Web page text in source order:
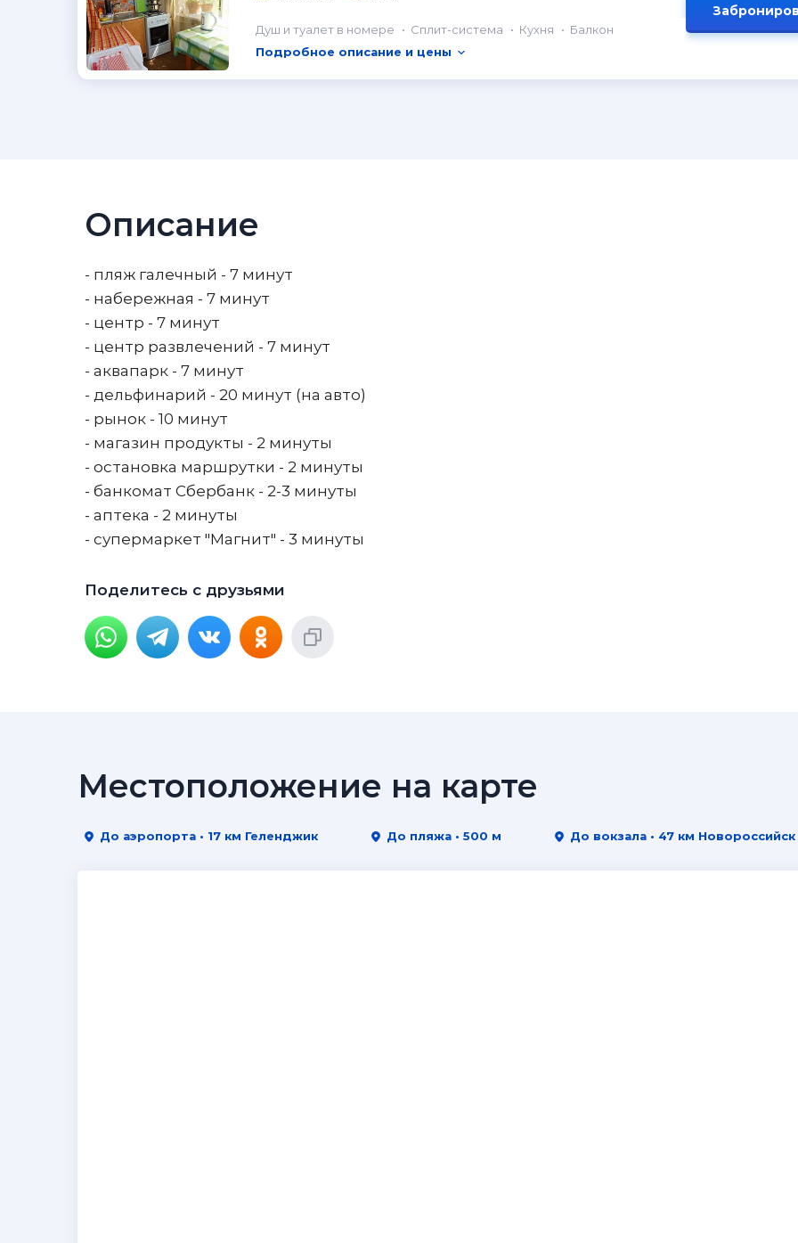
Душ и туалет в номере Сплит-система Кухня
Балкон
Подробное описание и цены
Описание
- пляж галечный - 7 минут
- набережная - 7 минут
- центр - 7 минут
- центр развлечений - 7 минут
- аквапарк - 7 минут
- дельфинарий - 20 минут (на авто)
- рынок - 10 минут
- магазин продукты - 2 минуты
- остановка маршрутки - 2 минуты
- банкомат Сбербанк - 2-3 минуты
- аптека - 2 минуты
- супермаркет "Магнит" - 3 минуты
Поделитесь с друзьями
Местоположение на карте
До аэропорта • 17 км Геленджик До пляжа • 500 м До вокзала • 47 км Новороссийск